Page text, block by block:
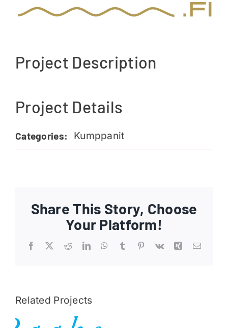
Ajankohtaista
Yhteys
Project Description
Project Details
Categories: Kumppanit
Share This Story, Choose
Your Platform!
Facebook RedditLinkedInWhatsApp
Tumblr Pinterest
Vk XingEmail
Related Projects